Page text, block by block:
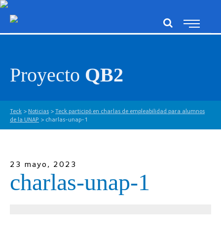
Proyecto QB2
Teck > Noticias > Teck participó en charlas de empleabilidad para alumnos
de la UNAP > charlas-unap-1
23 mayo, 2023
charlas-unap-1